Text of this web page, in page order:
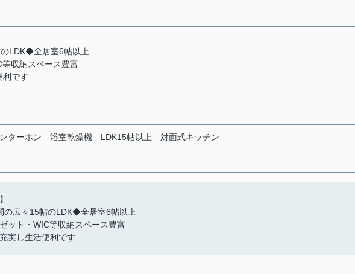
LDK◆全居室6帖以上
収納スペース豊富
です
ターホン 浴室乾燥機 LDK15帖以上 対面式キッチン
広々15帖のLDK◆全居室6帖以上
ット・WIC等収納スペース豊富
実し生活便利です